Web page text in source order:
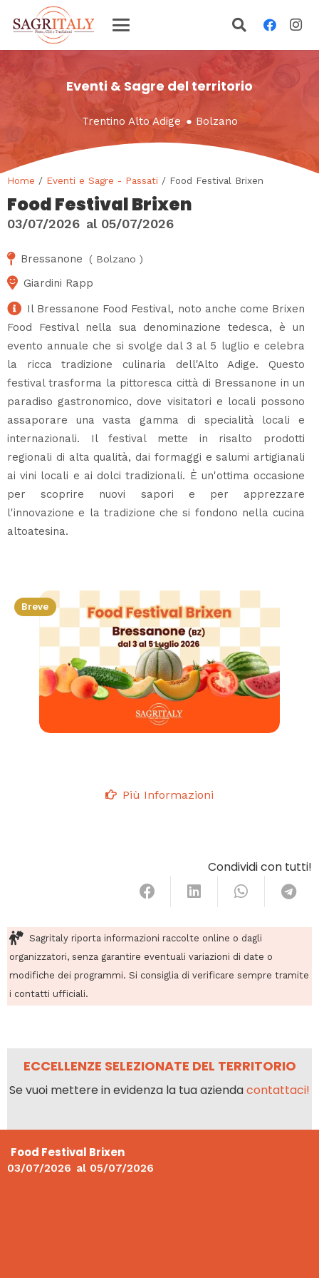
Eventi & Sagre del territorio
Trentino Alto Adige ● Bolzano
Home / Eventi e Sagre - Passati / Food Festival Brixen
Food Festival Brixen
03/07/2026 al 05/07/2026
Bressanone ( Bolzano )
Giardini Rapp
Il Bressanone Food Festival, noto anche come Brixen
Food Festival nella sua denominazione tedesca, è un
evento annuale che si svolge dal 3 al 5 luglio e celebra
la ricca tradizione culinaria dell'Alto Adige. Questo
festival trasforma la pittoresca città di Bressanone in un
paradiso gastronomico, dove visitatori e locali possono
assaporare una vasta gamma di specialità locali e
internazionali. Il festival mette in risalto prodotti
regionali di alta qualità, dai formaggi e salumi artigianali
ai vini locali e ai dolci tradizionali. È un'ottima occasione
per scoprire nuovi sapori e per apprezzare
l'innovazione e la tradizione che si fondono nella cucina
altoatesina.
Breve
Più Informazioni
Condividi con tutti!
Sagritaly riporta informazioni raccolte online o dagli
organizzatori, senza garantire eventuali variazioni di date o
modifiche dei programmi. Si consiglia di verificare sempre tramite
i contatti ufficiali.
ECCELLENZE SELEZIONATE DEL TERRITORIO
Se vuoi mettere in evidenza la tua aziendacontattaci!
Food Festival Brixen
03/07/2026 al 05/07/2026